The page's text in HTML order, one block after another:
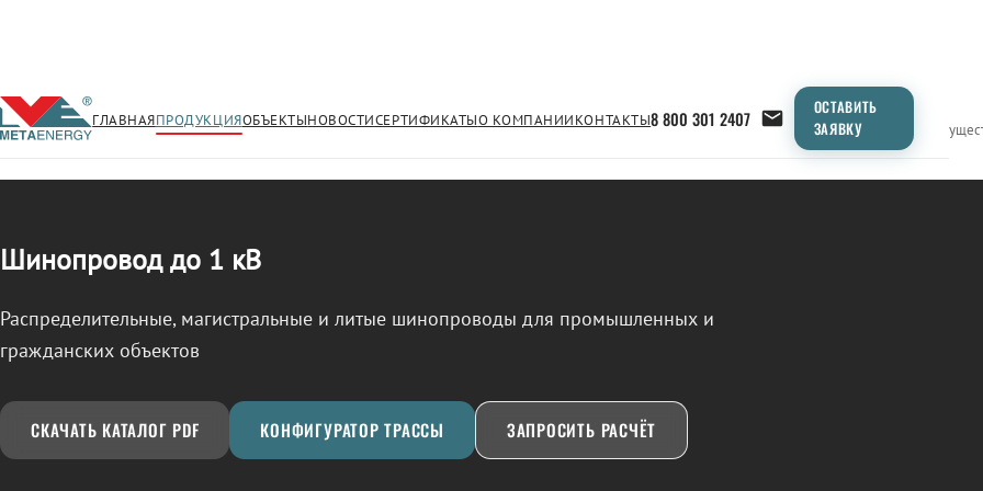
ГЛАВНАЯПРОДУКЦИЯОБЪЕКТЫНОВОСТИСЕРТИФИКАТЫО КОМПАНИИКОНТАКТЫ8 800 301 2407
ОСТАВИТЬ
ЗАЯВКУ
← Продукция/ШИНОПРОВОД Применение Продукция ТипоразмерыСравнение
Шинопровод до 1 кВ
Распределительные, магистральные и литые шинопроводы для промышленных и
гражданских объектов
СКАЧАТЬ КАТАЛОГ PDF КОНФИГУРАТОР ТРАССЫ ЗАПРОСИТЬ РАСЧЁТ